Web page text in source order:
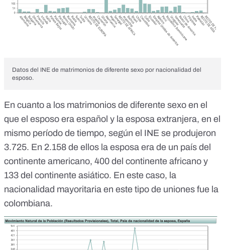
Datos del INE de matrimonios de diferente sexo por nacionalidad del
esposo.
En cuanto a los matrimonios de diferente sexo en el
que el esposo era español y la esposa extranjera, en el
mismo período de tiempo, según el INE se produjeron
3.725. En 2.158 de ellos la esposa era de un país del
continente americano, 400 del continente africano y
133 del continente asiático. En este caso, la
nacionalidad mayoritaria en este tipo de uniones fue la
colombiana.